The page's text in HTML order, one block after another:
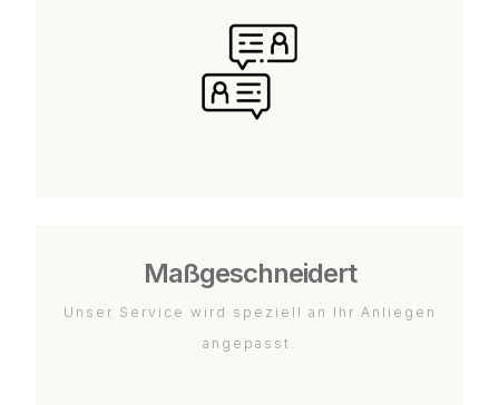
Maßgeschneidert
Unser Service wird speziell an Ihr Anliegen
angepasst.